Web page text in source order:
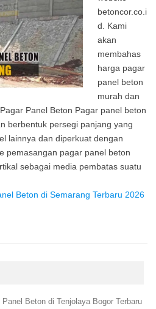
betoncor.co.i
d. Kami
akan
membahas
harga pagar
panel beton
murah dan
Panel Beton Pagar panel beton
berbentuk persegi panjang yang
lainnya dan diperkuat dengan
pemasangan pagar panel beton
sebagai media pembatas suatu
Beton di Semarang Terbaru 2026
Panel Beton di Tenjolaya Bogor Terbaru